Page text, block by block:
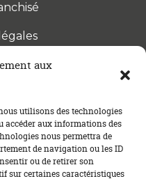
aux
utilisons des technologies
accéder aux informations des
nous permettra de
de navigation ou les ID
ou de retirer son
sur certaines caractéristiques
pour être tenu au
concernant le
!